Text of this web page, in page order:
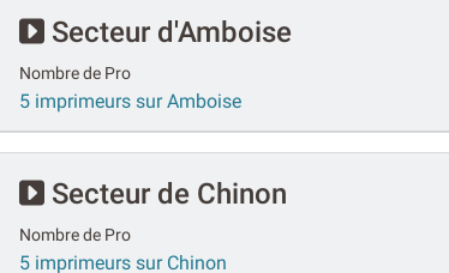
Secteur d'Amboise
Nombre de Pro
5 imprimeurs sur Amboise
Secteur de Chinon
Nombre de Pro
5 imprimeurs sur Chinon